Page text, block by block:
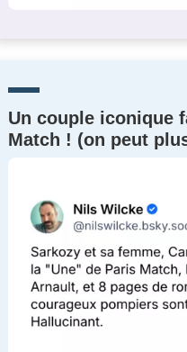
Un couple iconique
Match ! (on peut